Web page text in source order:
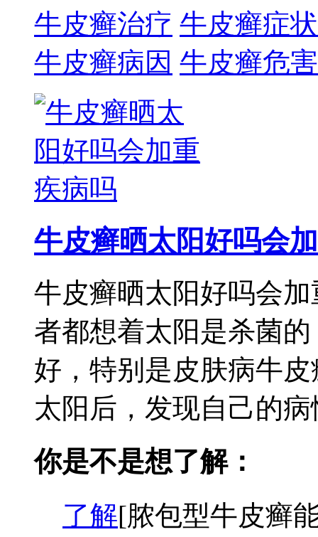
牛皮癣治疗 牛皮癣症状
牛皮癣病因 牛皮癣危害
牛皮癣晒太阳好吗会加
牛皮癣晒太阳好吗会
者都想着太阳是杀菌
好，特别是皮肤病牛
太阳后，发现自己的
你是不是想了解：
了解[脓包型牛皮癣